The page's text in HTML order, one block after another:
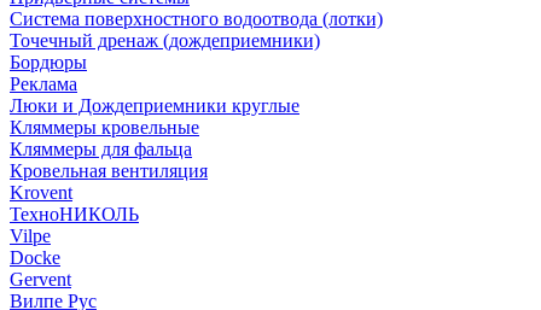
Система поверхностного водоотвода (лотки)
Точечный дренаж (дождеприемники)
Бордюры
Рекламa
Люки и Дождеприемники круглые
Кляммеры кровельные
Кляммеры для фальца
Кровельная вентиляция
Krovent
ТехноНИКОЛЬ
Vilpe
Docke
Gervent
Вилпе Рус